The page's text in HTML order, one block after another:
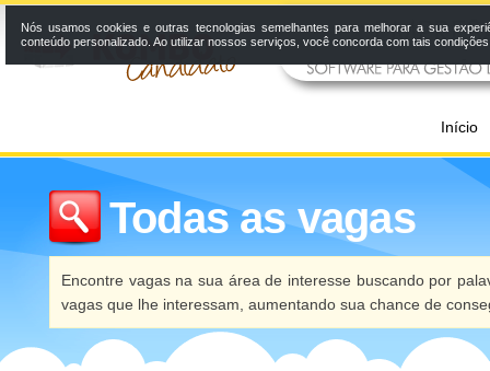
Início
Todas as vagas
Encontre vagas na sua área de interesse buscando por
vagas que lhe interessam, aumentando sua chance de
Nós usamos cookies e outras tecnologias semelhantes para melhorar a sua
conteúdo personalizado. Ao utilizar nossos serviços, você concorda com tais